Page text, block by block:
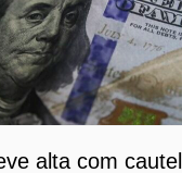
alta com